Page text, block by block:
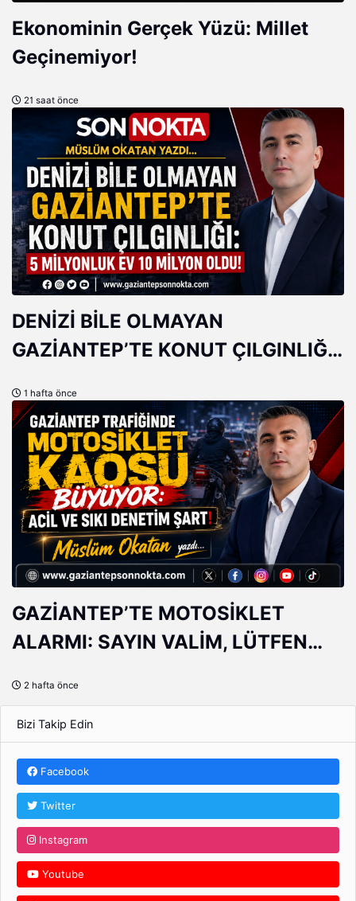
Ekonominin Gerçek Yüzü: Millet
Geçinemiyor!
21 saat önce
DENİZİ BİLE OLMAYAN
GAZİANTEP’TE KONUT ÇILGINLIĞI:
OLDU!
1 hafta önce
GAZİANTEP’TE MOTOSİKLET
ALARMI: SAYIN VALİM, LÜTFEN
2 hafta önce
Bizi Takip Edin
Facebook
Twitter
Instagram
Youtube